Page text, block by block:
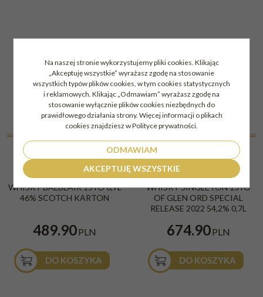
PODOBNE DO
WHISKY BALBLAIR 15YO 0,7L
46% SCOTCH KARTON
489.90PLN
DO KOSZYKA
WHISKY SINGLETON 15YO
OF GLEN ORD SPECIAL
RELEASE 2022 54,2% 0,7L
674.90PLN
DO KOSZYKA
Na naszej stronie wykorzystujemy pliki cookies. Klikając
„Akceptuję wszystkie” wyrażasz zgodę na stosowanie
wszystkich typów plików cookies, w tym cookies statystycznych
i reklamowych. Klikając „Odmawiam” wyrażasz zgodę na
stosowanie wyłącznie plików cookies niezbędnych do
prawidłowego działania strony. Więcej informacji o plikach
cookies znajdziesz w Polityce prywatności.
ODMAWIAM
AKCEPTUJĘ WSZYSTKIE